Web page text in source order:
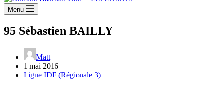
Menu
95 Sébastien BAILLY
Matt
1 mai 2016
Ligue IDF (Régionale 3)